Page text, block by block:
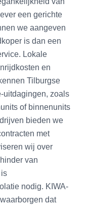
een gerichte
we aangeven
is dan een
Lokale
en
Tilburgse
uitdagingen, zoals
of binnenunits
bieden we
met
wij over
van
nodig. KIWA-
dat